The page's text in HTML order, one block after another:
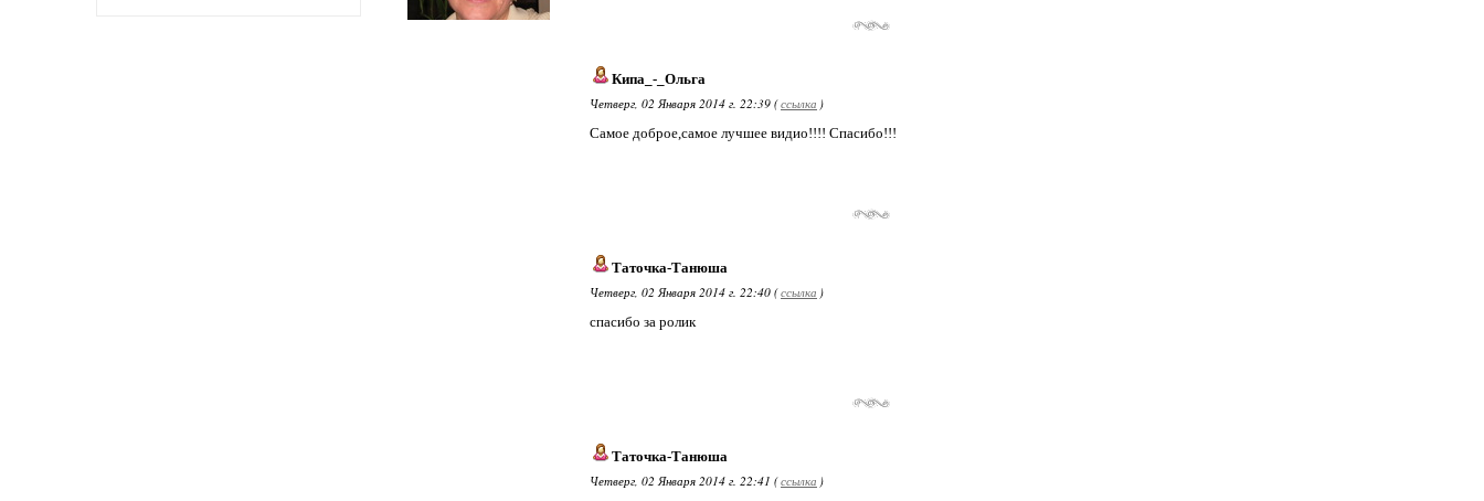
Кипа_-_Ольга
Четверг, 02 Января 2014 г. 22:39 (ссылка )
Самое доброе,самое лучшее видио!!!! Спасибо!!!
Таточка-Танюша
Четверг, 02 Января 2014 г. 22:40 (ссылка )
спасибо за ролик
Таточка-Танюша
Четверг, 02 Января 2014 г. 22:41 (ссылка )